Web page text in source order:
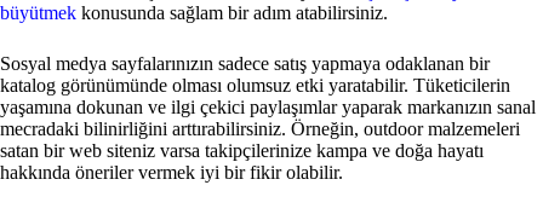
büyütmek konusunda sağlam bir adım atabilirsiniz.
Sosyal medya sayfalarınızın sadece satış yapmaya odaklanan bir
katalog görünümünde olması olumsuz etki yaratabilir. Tüketicilerin
yaşamına dokunan ve ilgi çekici paylaşımlar yaparak markanızın sanal
mecradaki bilinirliğini arttırabilirsiniz. Örneğin, outdoor malzemeleri
satan bir web siteniz varsa takipçilerinize kampa ve doğa hayatı
hakkında öneriler vermek iyi bir fikir olabilir.